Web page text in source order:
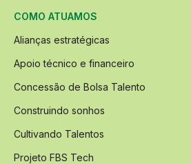
COMO ATUAMOS
Alianças estratégicas
Apoio técnico e financeiro
Concessão de Bolsa Talento
Construindo sonhos
Cultivando Talentos
Projeto FBS Tech